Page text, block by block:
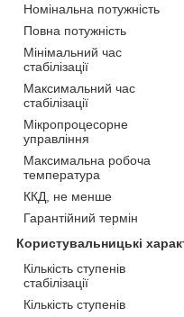
Номінальна потужність
Повна потужність
Мінімальний час
стабілізації
Максимальний час
стабілізації
Мікропроцесорне
управління
Максимальна робоча
температура
ККД, не менше
Гарантійний термін
Користувальницькі
Кількість ступенів
стабілізації
Кількість ступенів